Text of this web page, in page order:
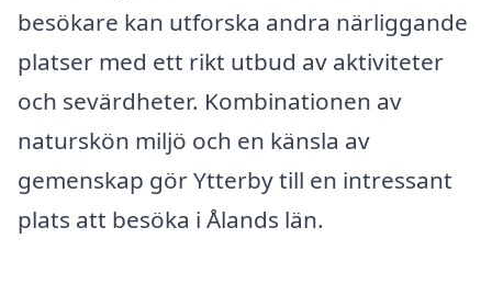
besökare kan utforska andra närliggande
platser med ett rikt utbud av aktiviteter
och sevärdheter. Kombinationen av
naturskön miljö och en känsla av
gemenskap gör Ytterby till en intressant
plats att besöka i Ålands län.